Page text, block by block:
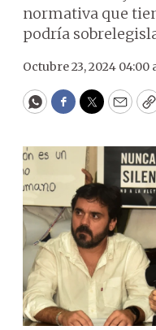
normativa que
podría
Octubre 23, 2024 04:00
WhatsApp
Facebook
Twitter